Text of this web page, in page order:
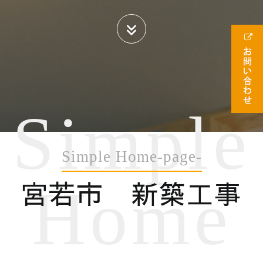
Simple
Home
Simple Home-page-
宮若市 新築工事